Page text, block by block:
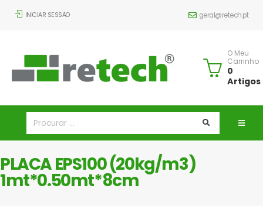
INICIAR SESSÃO geral@retech.pt
O Meu
Carrinho
0
Artigos
PLACA EPS100 (20kg/m3)
1mt*0.50mt*8cm